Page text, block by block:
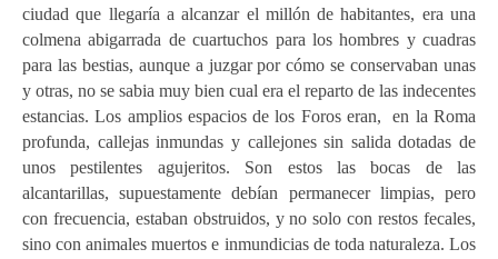
ciudad que llegaría a alcanzar el millón de habitantes, era una
colmena abigarrada de cuartuchos para los hombres y cuadras
para las bestias, aunque a juzgar por cómo se conservaban unas
y otras, no se sabia muy bien cual era el reparto de las indecentes
estancias. Los amplios espacios de los Foros eran, en la Roma
profunda, callejas inmundas y callejones sin salida dotadas de
unos pestilentes agujeritos. Son estos las bocas de las
alcantarillas, supuestamente debían permanecer limpias, pero
con frecuencia, estaban obstruidos, y no solo con restos fecales,
sino con animales muertos e inmundicias de toda naturaleza. Los